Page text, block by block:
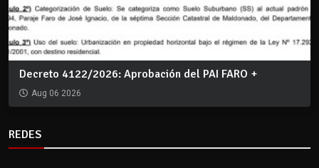
Decreto 4122/2026: Aprobación del PAI FARO +
Aug 06 2026
REDES